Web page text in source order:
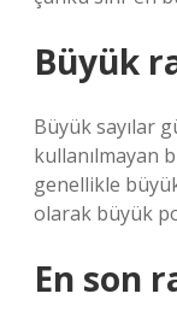
Büyük
Büyük sayılar
kullanılmayan
genellikle
olarak büyük
En son